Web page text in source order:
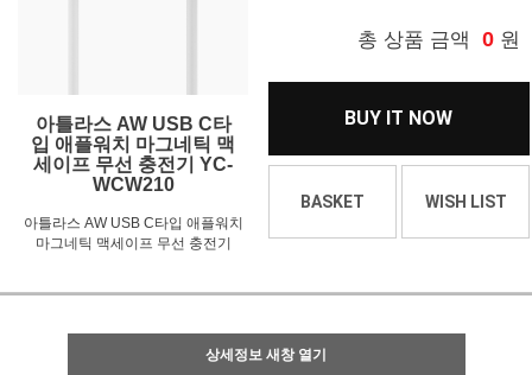
아틀라스 AW USB C타
입 애플워치 마그네틱 맥
세이프 무선 충전기 YC-
WCW210
아틀라스 AW USB C타입 애플워치
마그네틱 맥세이프 무선 충전기
총 상품 금액 0 원
BUY IT NOW
BASKET WISH LIST
상세정보 새창 열기